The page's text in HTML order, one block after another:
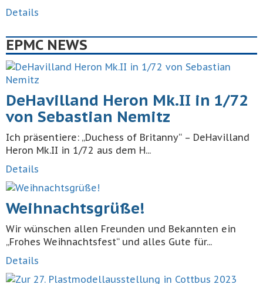
Details
EPMC NEWS
DeHavilland Heron Mk.II in 1/72
von Sebastian Nemitz
Ich präsentiere: „Duchess of Britanny“ – DeHavilland
Heron Mk.II in 1/72 aus dem H...
Details
Weihnachtsgrüße!
Wir wünschen allen Freunden und Bekannten ein
„Frohes Weihnachtsfest“ und alles Gute für...
Details